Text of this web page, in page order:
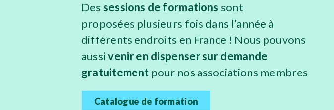
Des sessions de formations sont
proposées plusieurs fois dans l’année à
différents endroits en France ! Nous pouvons
aussiveniren dispenser sur demande
gratuitement pour nos associations membres
Catalogue de formation